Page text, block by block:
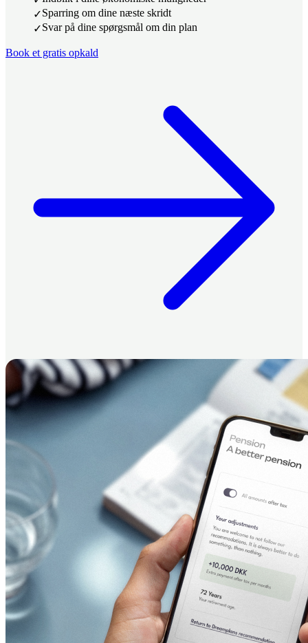
Sparring om dine næste skridt
Svar på dine spørgsmål om din plan
Book et gratis opkald